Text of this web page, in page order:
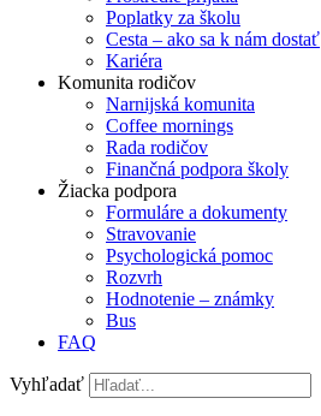
Poplatky za školu
Cesta – ako sa k nám dostať
Kariéra
Komunita rodičov
Narnijská komunita
Coffee mornings
Rada rodičov
Finančná podpora školy
Žiacka podpora
Formuláre a dokumenty
Stravovanie
Psychologická pomoc
Rozvrh
Hodnotenie – známky
Bus
FAQ
Vyhľadať